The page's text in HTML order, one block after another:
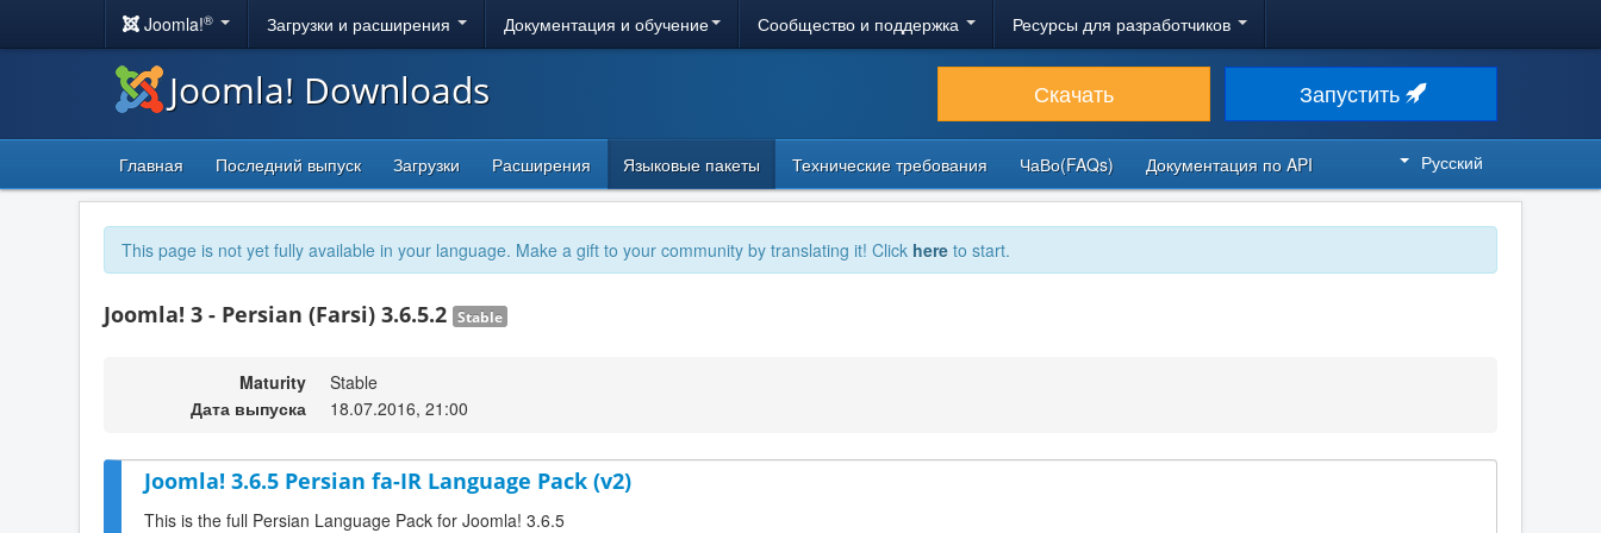
Joomla!® Загрузки и расширения Документация и обучение Сообщество и поддержка Ресурсы для разработчиков
Joomla! Downloads Скачать Запустить
Главная Последний выпуск Загрузки Расширения Языковые пакеты Технические требования ЧаВо(FAQs) Документация по API Русский
This page is not yet fully available in your language. Make a gift to your community by translating it! Click here to start.
Joomla! 3 - Persian (Farsi) 3.6.5.2 Stable
Maturity
Stable
Дата выпуска
18.07.2016, 21:00
Joomla! 3.6.5 Persian fa-IR Language Pack (v2)
This is the full Persian Language Pack for Joomla! 3.6.5